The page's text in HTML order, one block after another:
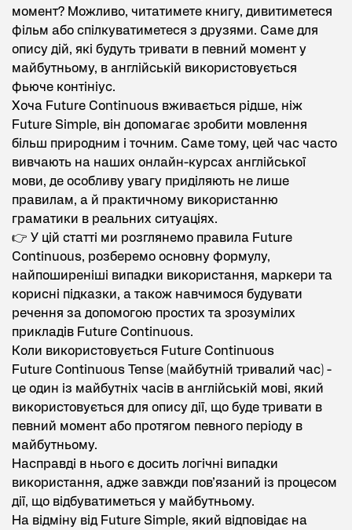
момент? Можливо, читатимете книгу, дивитиметеся
фільм або спілкуватиметеся з друзями. Саме для
опису дій, які будуть тривати в певний момент у
майбутньому, в англійській використовується
фьюче контініус.
Хоча Future Continuous вживається рідше, ніж
Future Simple, він допомагає зробити мовлення
більш природним і точним. Саме тому, цей час часто
вивчають на наших онлайн-курсах англійської
мови, де особливу увагу приділяють не лише
правилам, а й практичному використанню
граматики в реальних ситуаціях.
👉 У цій статті ми розглянемо правила Future
Continuous, розберемо основну формулу,
найпоширеніші випадки використання, маркери та
корисні підказки, а також навчимося будувати
речення за допомогою простих та зрозумілих
прикладів Future Continuous.
Коли використовується Future Continuous
Future Continuous Tense (майбутній тривалий час) -
це один із майбутніх часів в англійській мові, який
використовується для опису дії, що буде тривати в
певний момент або протягом певного періоду в
майбутньому.
Насправді в нього є досить логічні випадки
використання, адже завжди пов’язаний із процесом
дії, що відбуватиметься у майбутньому.
На відміну від Future Simple, який відповідає на